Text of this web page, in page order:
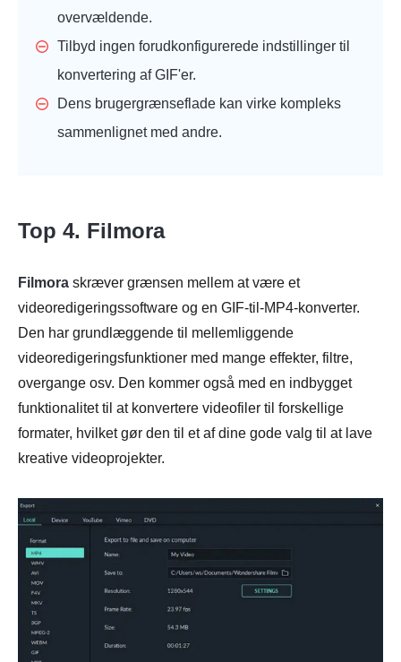
overvældende.
Tilbyd ingen forudkonfigurerede indstillinger til
konvertering af GIF'er.
Dens brugergrænseflade kan virke kompleks
sammenlignet med andre.
Top 4. Filmora
Filmora skræver grænsen mellem at være et
videoredigeringssoftware og en GIF-til-MP4-konverter.
Den har grundlæggende til mellemliggende
videoredigeringsfunktioner med mange effekter, filtre,
overgange osv. Den kommer også med en indbygget
funktionalitet til at konvertere videofiler til forskellige
formater, hvilket gør den til et af dine gode valg til at lave
kreative videoprojekter.